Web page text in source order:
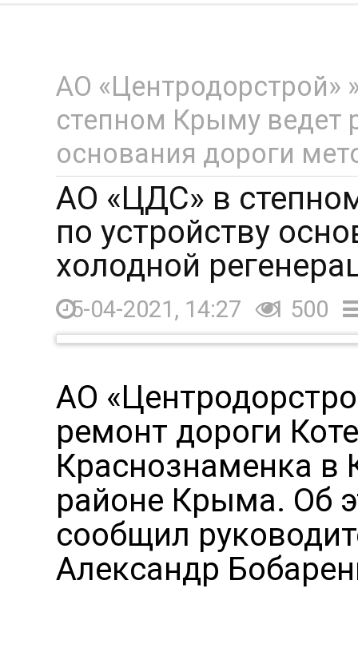
АО «Центродорстрой»
степном Крыму ведет
основания дороги
АО «ЦДС» в
по устройству
холодной
5-04-2021, 14:27 1 500
АО
ремонт дороги
Краснознаменка в
районе Крыма. Об
сообщил
Александр